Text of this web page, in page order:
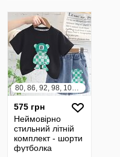
80, 86, 92, 98, 104, 110, 116, 122
575 грн
Неймовірно
стильний літній
комплект - шорти
футболка